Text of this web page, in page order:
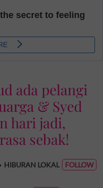
ada pelangi
& Syed
hari jadi,
sebak!
HIBURAN LOKAL